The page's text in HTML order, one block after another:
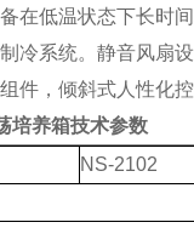
在低温状态下长时间
冷系统。静音风扇
件，倾斜式人性化控
培养箱技术参数
NS-2102